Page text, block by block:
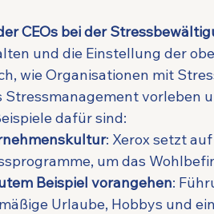
CEOs bei der
und die Einstellung der
wie Organisationen mit
Stressmanagement vorleben
dafür sind:
: Xerox setzt
um das
Beispiel vorangehen:
Urlaube, Hobbys und